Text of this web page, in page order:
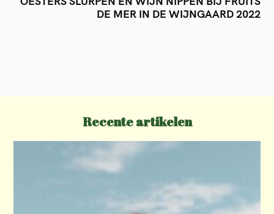
t
DE MER IN DE WIJNGAARD 2022
Recente artikelen